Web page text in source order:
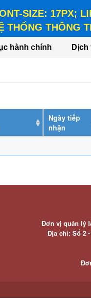
SIZE: 17PX;
THỐNG THÔNG
SIZE: 14PX; LINE-
hành chính
Ngày tiếp
nhận
Đơn vị quản lý
Địa chỉ: Số 2